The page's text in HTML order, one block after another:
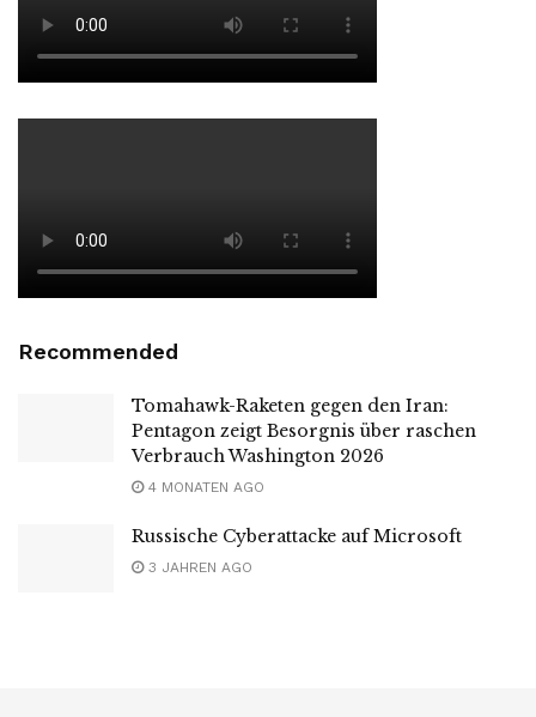
Recommended
Tomahawk-Raketen gegen den Iran:
Pentagon zeigt Besorgnis über raschen
Verbrauch Washington 2026
4 MONATEN AGO
Russische Cyberattacke auf Microsoft
3 JAHREN AGO